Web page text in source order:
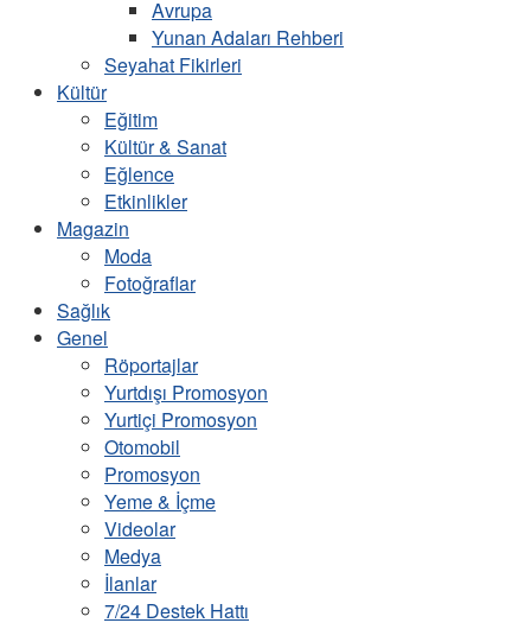
Avrupa
Yunan Adaları Rehberi
Seyahat Fikirleri
Kültür
Eğitim
Kültür & Sanat
Eğlence
Etkinlikler
Magazin
Moda
Fotoğraflar
Sağlık
Genel
Röportajlar
Yurtdışı Promosyon
Yurtiçi Promosyon
Otomobil
Promosyon
Yeme & İçme
Videolar
Medya
İlanlar
7/24 Destek Hattı